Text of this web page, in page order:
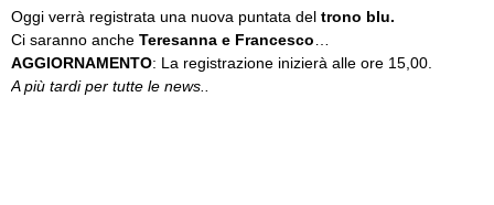
Oggi verrà registrata una nuova puntata del trono blu.
Ci saranno anche Teresanna e Francesco
AGGIORNAMENTO: La registrazione inizierà alle ore 15,00.
A più tardi per tutte le news..